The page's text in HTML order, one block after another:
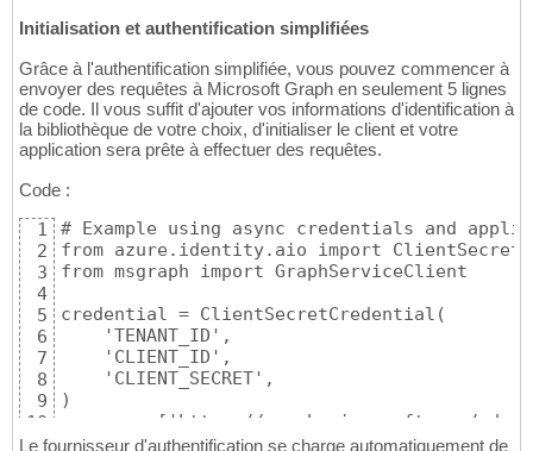
Initialisation et authentification simplifiées
Grâce à l'authentification simplifiée, vous pouvez commencer à
envoyer des requêtes à Microsoft Graph en seulement 5 lignes
de code. Il vous suffit d'ajouter vos informations d'identification à
la bibliothèque de votre choix, d'initialiser le client et votre
application sera prête à effectuer des requêtes.
Code :
1
2
3
4
5
6
7
8
9
10
11
# Example using async credentials and
from azure.identity.aio import
from msgraph import GraphServiceClient
credential = ClientSecretCredential(
    'TENANT_ID',
    'CLIENT_ID',
    'CLIENT_SECRET',
)
scopes = ['https://graph.microsoft.com/
client =
Le fournisseur d'authentification se charge automatiquement de